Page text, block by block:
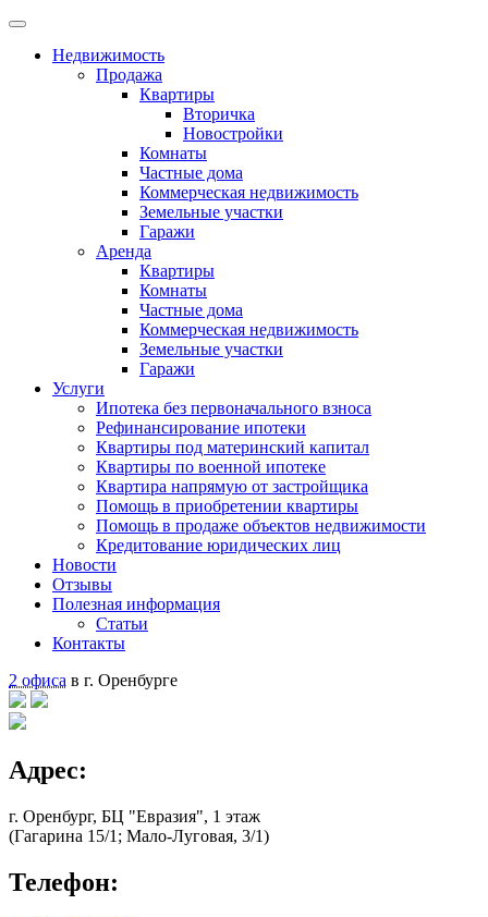
Недвижимость
Продажа
Квартиры
Вторичка
Новостройки
Комнаты
Частные дома
Коммерческая недвижимость
Земельные участки
Гаражи
Аренда
Квартиры
Комнаты
Частные дома
Коммерческая недвижимость
Земельные участки
Гаражи
Услуги
Ипотека без первоначального взноса
Рефинансирование ипотеки
Квартиры под материнский капитал
Квартиры по военной ипотеке
Квартира напрямую от застройщика
Помощь в приобретении квартиры
Помощь в продаже объектов недвижимости
Кредитование юридических лиц
Новости
Отзывы
Полезная информация
Статьи
Контакты
2 офиса в г. Оренбурге
Адрес:
г. Оренбург, БЦ "Евразия", 1 этаж
(Гагарина 15/1; Мало-Луговая, 3/1)
Телефон: